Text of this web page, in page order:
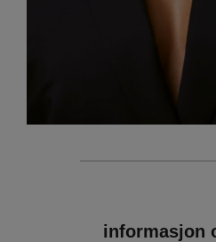
informasjon